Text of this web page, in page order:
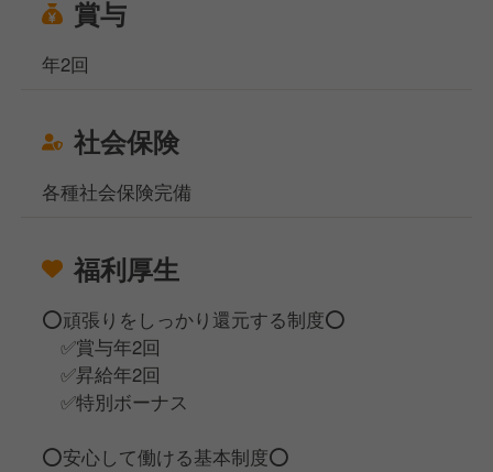
賞与
年2回
社会保険
各種社会保険完備
福利厚生
⭕️頑張りをしっかり還元する制度⭕️
✅️賞与年2回
✅️昇給年2回
✅️特別ボーナス
⭕️安心して働ける基本制度⭕️